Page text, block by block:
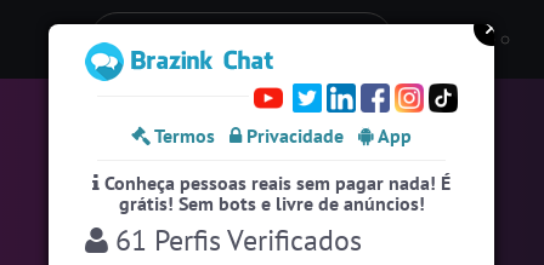
Entre numa sala de bate-papo
Stats
Espiar pessoas online
#EstadosUnidos
2pessoas
#Amizade
4pessoas
Termos Privacidade
App
Conheça pessoas reais sem pagar nada! É
grátis! Sem bots e livre de anúncios!
61 Perfis Verificados